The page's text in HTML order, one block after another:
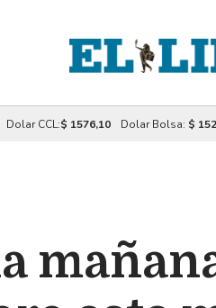
Dolar CCL:$ 1576,10 Dolar Bolsa: $